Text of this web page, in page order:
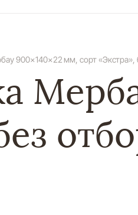
900×140×22 мм, сорт «Экстра»,